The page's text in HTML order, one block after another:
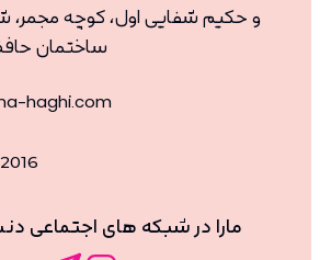
ساختمان
haghi.com
مارا در شبکه های اجتماعی